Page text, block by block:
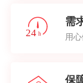
需
用
保